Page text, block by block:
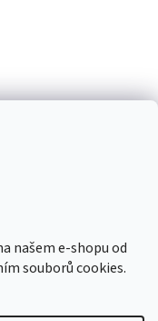
našem e-shopu od
souborů cookies.